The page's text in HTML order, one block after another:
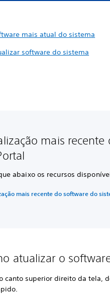
mais atual do sistema
software do sistema
mais
abaixo os recursos
mais recente do software do
atualizar o
canto superior direito da tela,